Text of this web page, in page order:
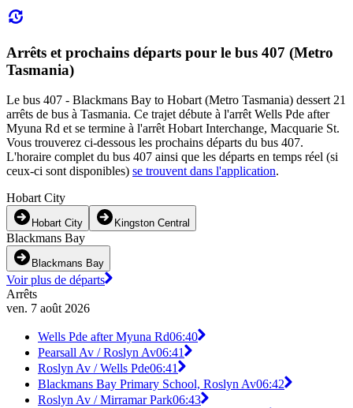
Arrêts et prochains départs pour le bus 407 (Metro
Tasmania)
Le bus 407 - Blackmans Bay to Hobart (Metro Tasmania) dessert 21
arrêts de bus à Tasmania. Ce trajet débute à l'arrêt Wells Pde after
Myuna Rd et se termine à l'arrêt Hobart Interchange, Macquarie St.
Vous trouverez ci-dessous les prochains départs du bus 407.
L'horaire complet du bus 407 ainsi que les départs en temps réel (si
ceux-ci sont disponibles) se trouvent dans l'application.
Hobart City
Hobart City Kingston Central
Blackmans Bay
Blackmans Bay
Voir plus de départs
Arrêts
ven. 7 août 2026
Wells Pde after Myuna Rd06:40
Pearsall Av / Roslyn Av06:41
Roslyn Av / Wells Pde06:41
Blackmans Bay Primary School, Roslyn Av06:42
Roslyn Av / Mirramar Park06:43